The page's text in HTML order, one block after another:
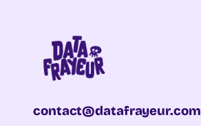
contact@datafrayeur.com